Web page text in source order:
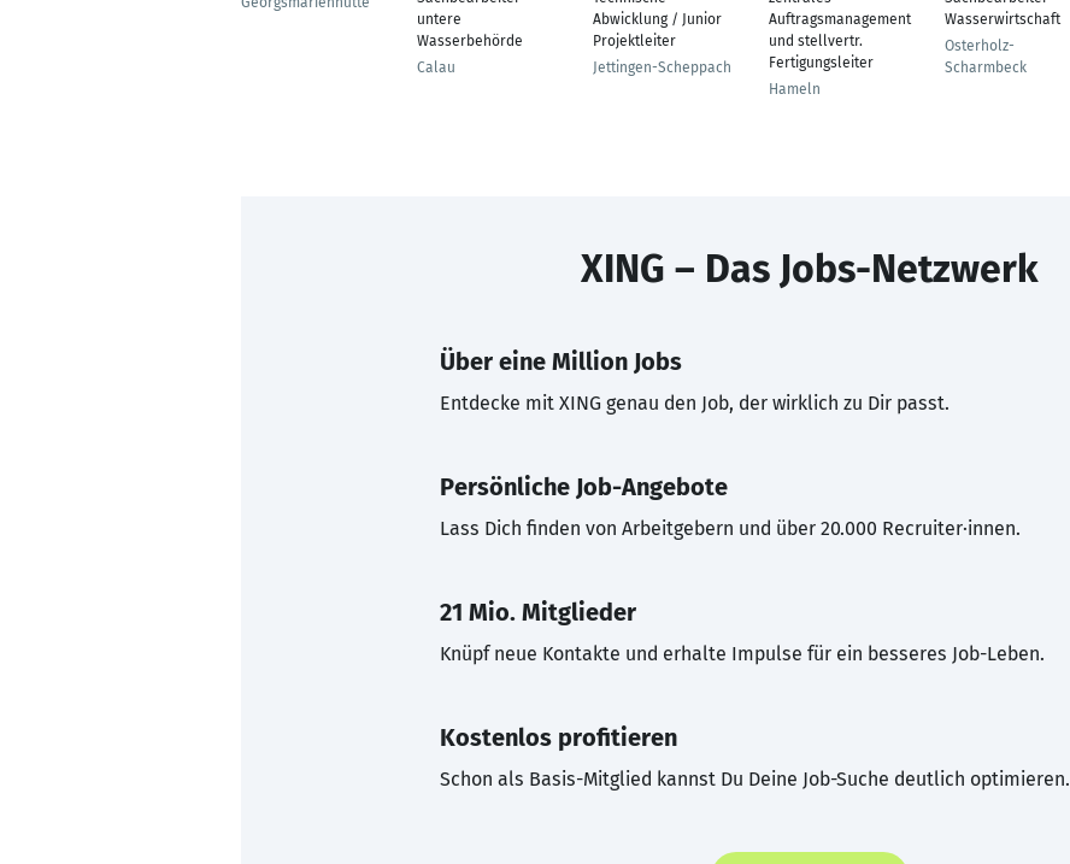
untere
Wasserbehörde
Calau
Abwicklung / Junior
Projektleiter
Jettingen-Scheppach
Auftragsmanagement
und stellvertr.
Fertigungsleiter
Hameln
Wasserwirtschaft
Osterholz-
Scharmbeck
XING – Das Jobs-Netzwerk
Über eine Million Jobs
Entdecke mit XING genau den Job, der wirklich zu Dir passt.
Persönliche Job-Angebote
Lass Dich finden von Arbeitgebern und über 20.000 Recruiter·innen.
21 Mio. Mitglieder
Knüpf neue Kontakte und erhalte Impulse für ein besseres Job-Leben.
Kostenlos profitieren
Schon als Basis-Mitglied kannst Du Deine Job-Suche deutlich optimieren.